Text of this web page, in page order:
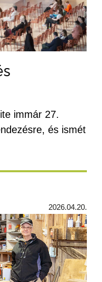
immár 27.
és ismét
2026.04.20.